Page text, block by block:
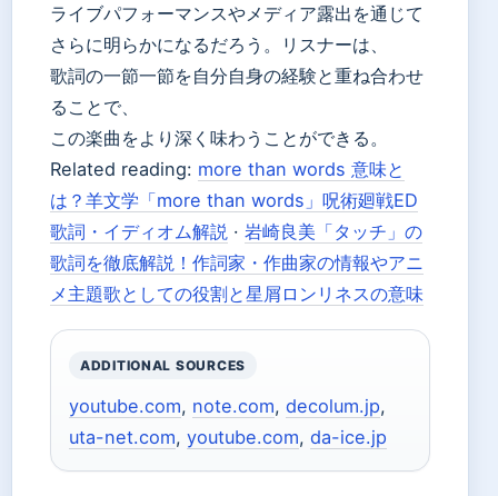
ライブパフォーマンスやメディア露出を通じて
さらに明らかになるだろう。リスナーは、
歌詞の一節一節を自分自身の経験と重ね合わせ
ることで、
この楽曲をより深く味わうことができる。
Related reading: more than words 意味と
は？羊文学「more than words」呪術廻戦ED
歌詞・イディオム解説 · 岩崎良美「タッチ」の
歌詞を徹底解説！作詞家・作曲家の情報やアニ
メ主題歌としての役割と星屑ロンリネスの意味
ADDITIONAL SOURCES
youtube.com, note.com, decolum.jp,
uta-net.com, youtube.com, da-ice.jp